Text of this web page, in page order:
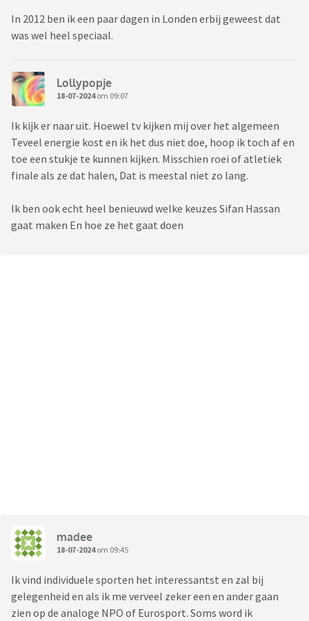
In 2012 ben ik een paar dagen in Londen erbij geweest dat
was wel heel speciaal.
Lollypopje
18-07-2024om 09:07
Ik kijk er naar uit. Hoewel tv kijken mij over het algemeen
Teveel energie kost en ik het dus niet doe, hoop ik toch af en
toe een stukje te kunnen kijken. Misschien roei of atletiek
finale als ze dat halen, Dat is meestal niet zo lang.
Ik ben ook echt heel benieuwd welke keuzes Sifan Hassan
gaat maken En hoe ze het gaat doen
madee
18-07-2024om 09:45
Ik vind individuele sporten het interessantst en zal bij
gelegenheid en als ik me verveel zeker een en ander gaan
zien op de analoge NPO of Eurosport. Soms word ik